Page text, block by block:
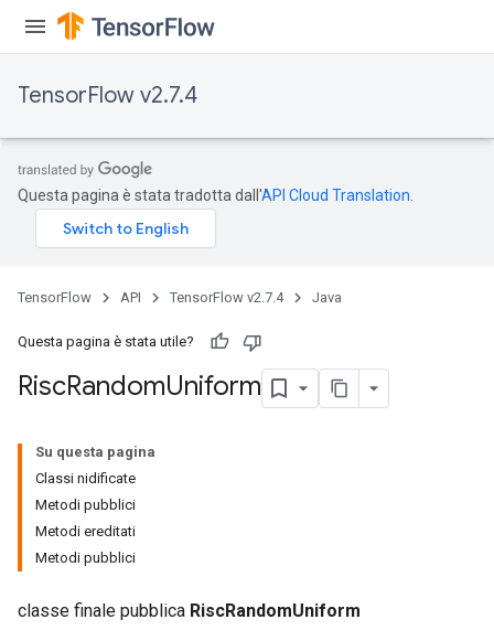
TensorFlow v2.7.4
Questa pagina è stata tradotta dall'API Cloud Translation
TensorFlow API TensorFlow v2.7.4 Java
Questa pagina è stata utile?
RiscRandomUniform
Su questa pagina
Classi nidificate
Metodi pubblici
Metodi ereditati
Metodi pubblici
classe finale pubblica RiscRandomUniform